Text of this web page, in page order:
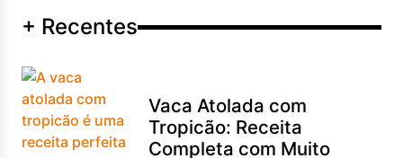
+ Recentes
Vaca Atolada com
Tropicão: Receita
Completa com Muito